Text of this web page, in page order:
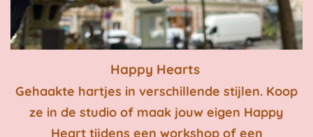
Happy Hearts
Gehaakte hartjes in verschillende stijlen. Koop
ze in de studio of maak jouw eigen Happy
Heart tijdens een workshop of een